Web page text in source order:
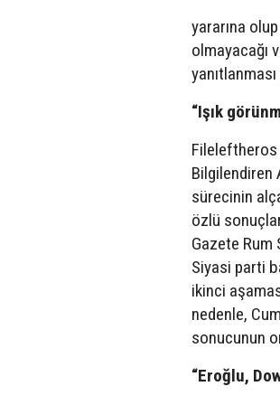
yararına
olmayacağı
“Işık
Fileleftheros
Bilgilendiren
sürecinin
özlü
Gazete Rum
Siyasi parti
ikinci
nedenle,
sonucunun
“Eroğlu,